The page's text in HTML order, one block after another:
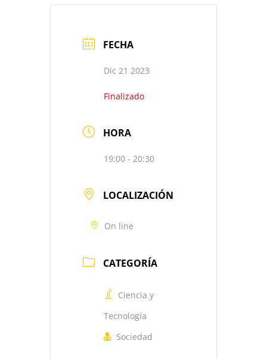
FECHA
Dic 21 2023
Finalizado
HORA
19:00 - 20:30
LOCALIZACIÓN
On line
CATEGORÍA
Ciencia y
Tecnología
Sociedad